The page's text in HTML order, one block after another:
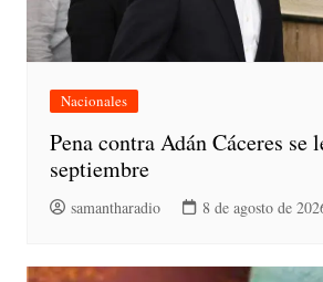
Nacionales
Pena contra Adán Cáceres se
septiembre
samantharadio 8 de agosto de